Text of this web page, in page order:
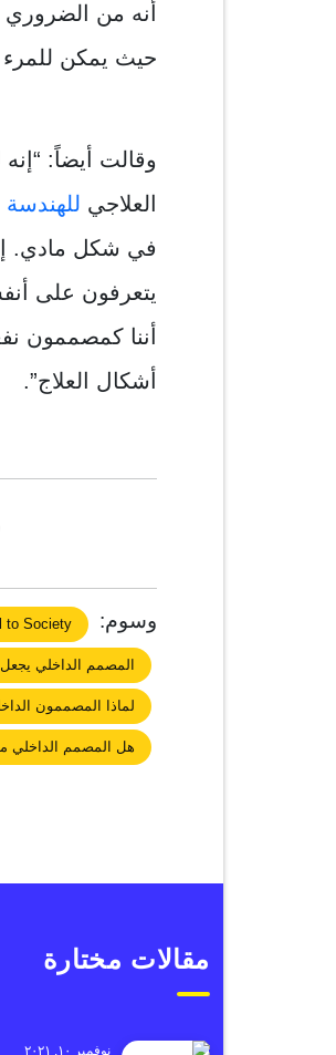
أنه من الضروري
حيث يمكن
وقالت أيضاً:
العلاجي للهندسة
في شكل مادي.
يتعرفون على
أننا كمصممون
أشكال العلاج”.
وسوم: to Society
المصمم الداخلي
لماذا المصممون
هل المصمم الداخلي
مقالات مختارة
نوفمبر ١٠, ٢٠٢١